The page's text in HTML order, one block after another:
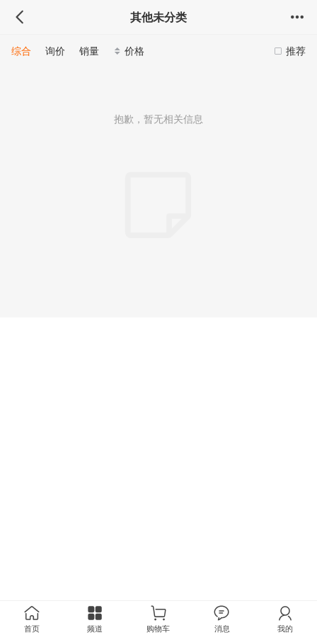
其他未分类
推荐
综合 询价 销量 价格
抱歉，暂无相关信息
首页 频道 购物车 消息 我的